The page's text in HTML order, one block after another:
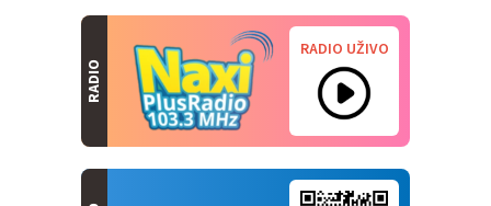
RADIO
RADIO UŽIVO